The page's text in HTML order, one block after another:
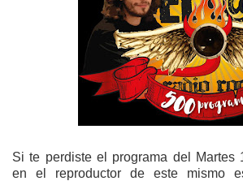
Si te perdiste el programa del Martes
en el reproductor de este mismo